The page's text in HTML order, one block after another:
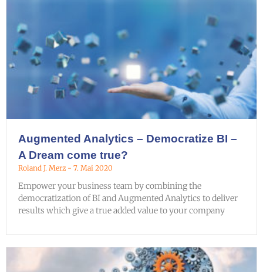
Augmented Analytics – Democratize BI –
A Dream come true?
Roland J. Merz 7. Mai 2020
Empower your business team by combining the
democratization of BI and Augmented Analytics to deliver
results which give a true added value to your company